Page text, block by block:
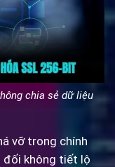
chia sẻ dữ liệu
vỡ trong chính
đối không tiết lộ